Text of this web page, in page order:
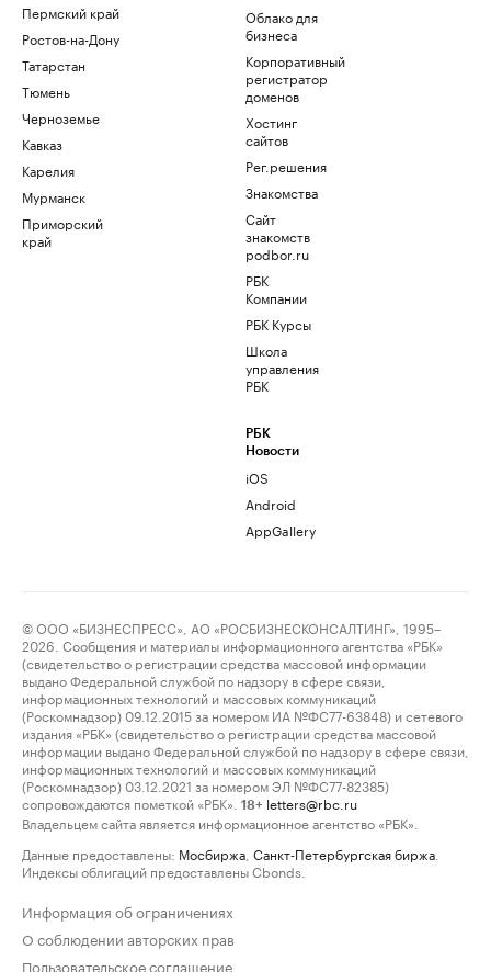
Пермский край
Ростов-на-Дону
Татарстан
Тюмень
Черноземье
Кавказ
Карелия
Мурманск
Приморский
край
Облако для
бизнеса
Корпоративный
регистратор
доменов
Хостинг
сайтов
Рег.решения
Знакомства
Сайт
знакомств
podbor.ru
РБК
Компании
РБК Курсы
Школа
управления
РБК
РБК
Новости
iOS
Android
AppGallery
© ООО «БИЗНЕСПРЕСС», АО «РОСБИЗНЕСКОНСАЛТИНГ», 1995–
2026. Сообщения и материалы информационного агентства «РБК»
(свидетельство о регистрации средства массовой информации
выдано Федеральной службой по надзору в сфере связи,
информационных технологий и массовых коммуникаций
(Роскомнадзор) 09.12.2015 за номером ИА №ФС77-63848) и сетевого
издания «РБК» (свидетельство о регистрации средства массовой
информации выдано Федеральной службой по надзору в сфере связи,
информационных технологий и массовых коммуникаций
(Роскомнадзор) 03.12.2021 за номером ЭЛ №ФС77-82385)
сопровождаются пометкой «РБК».
18+ letters@rbc.ru
Владельцем сайта является информационное агентство «РБК».
Данные предоставлены: Мосбиржа Санкт-Петербургская биржа
Индексы облигаций предоставлены Cbonds.
Информация об ограничениях
О соблюдении авторских прав
Пользовательское соглашение